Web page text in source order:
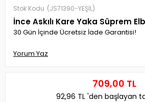
Stok Kodu (JS71390-YEŞİL)
İnce Askılı Kare Yaka Süprem
30 Gün İçinde Ücretsiz İade Garantisi!
Yorum Yaz
709,00 TL
92,96 TL 'den başlayan